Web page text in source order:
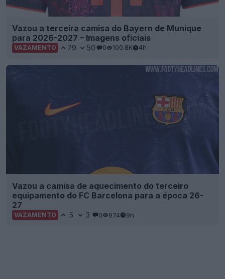
Vazou a terceira camisa do Bayern de Munique
para 2026-2027 – Imagens oficiais
VAZAMENTO 79 50 0 100.8K 4h
Vazou a camisa de aquecimento do terceiro
equipamento do FC Barcelona para a época 26-
27
VAZAMENTO 5 3 0 974 9h